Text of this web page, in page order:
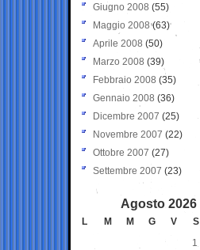
Giugno 2008 (55)
Maggio 2008(63)
Aprile 2008 (50)
Marzo 2008 (39)
Febbraio 2008 (35)
Gennaio 2008 (36)
Dicembre 2007 (25)
Novembre 2007 (22)
Ottobre 2007 (27)
Settembre 2007 (23)
Agosto 2026
L M M G V S
1